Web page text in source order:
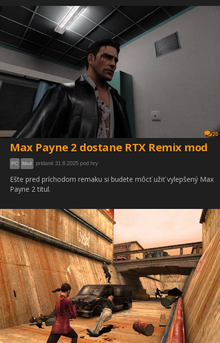
20
Max Payne 2 dostane RTX Remix mod
PC Mod pridané 31.8.2025 pod hry
Ešte pred príchodom remaku si budete môcť užiť vylepšený Max
Payne 2 titul.